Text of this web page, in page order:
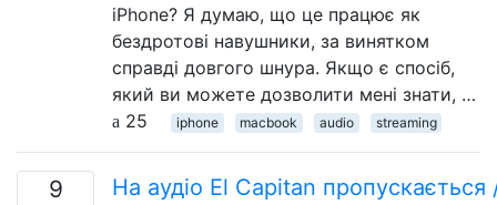
iPhone? Я думаю, що це працює як
бездротові навушники, за винятком
справді довгого шнура. Якщо є спосіб,
який ви можете дозволити мені знати, …
25
iphone macbook audio streaming
9
На аудіо El Capitan пропускається